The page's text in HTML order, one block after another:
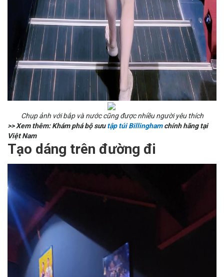
Chụp ảnh với bắp và nước cũng được nhiều người yêu thích
>> Xem thêm: Khám phá bộ sưutập túi Billinghamchính hãng tại
Việt Nam
Tạo dáng trên đường đi